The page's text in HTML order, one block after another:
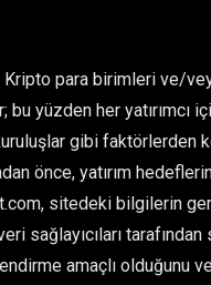
Kripto para birimleri ve/
bu yüzden her
gibi faktörlerden
önce, yatırım
sitedeki bilgilerin
sağlayıcıları
amaçlı olduğunu